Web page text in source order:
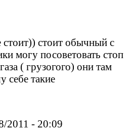
стоит)) стоит обычный с
могу посоветовать стоп
( грузогого) они там
себе такие
2011 - 20:09